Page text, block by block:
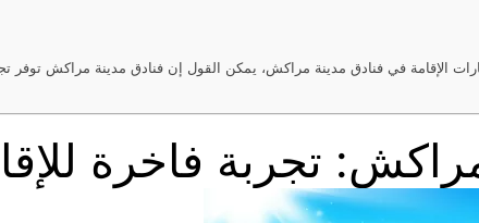
الإقامة في فنادق مدينة مراكش، يمكن القول إن فنادق مدينة مراكش توفر تجربة
تجربة فاخرة